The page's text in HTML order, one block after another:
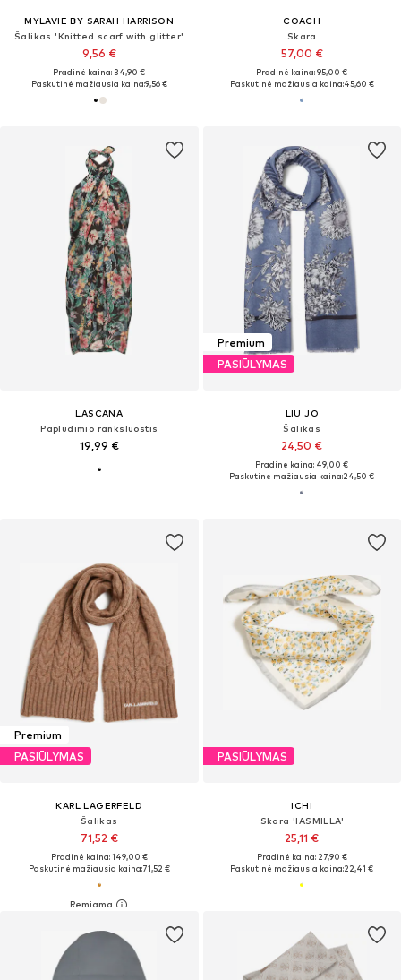
MYLAVIE BY SARAH HARRISON
Šalikas 'Knitted scarf with glitter'
9,56 €
Pradinė kaina: 34,90 €
Paskutinė mažiausia kaina:9,56 €
COACH
Skara
57,00 €
Pradinė kaina: 95,00 €
Paskutinė mažiausia kaina:45,60 €
LASCANA
Paplūdimio rankšluostis
19,99 €
Premium
PASIŪLYMAS
LIU JO
Šalikas
24,50 €
Pradinė kaina: 49,00 €
Paskutinė mažiausia kaina:24,50 €
Premium
PASIŪLYMAS
KARL LAGERFELD
Šalikas
71,52 €
Pradinė kaina: 149,00 €
Paskutinė mažiausia kaina:71,52 €
PASIŪLYMAS
ICHI
Skara 'IASMILLA'
25,11 €
Pradinė kaina: 27,90 €
Paskutinė mažiausia kaina:22,41 €